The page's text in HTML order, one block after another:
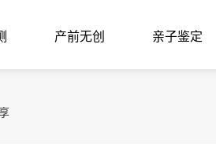
产前无创 亲子鉴定